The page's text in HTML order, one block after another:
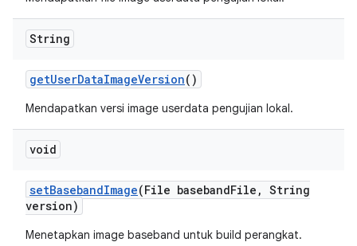
String
getUserDataImageVersion()
Mendapatkan versi image userdata pengujian lokal.
void
setBasebandImage(File basebandFile , String
version)
Menetapkan image baseband untuk build perangkat.